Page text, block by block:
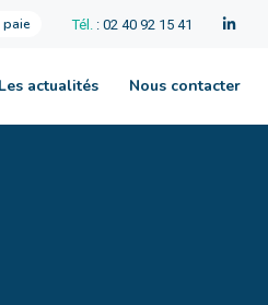
paie Tél. : 02 40 92 15 41
Les actualités Nous contacter